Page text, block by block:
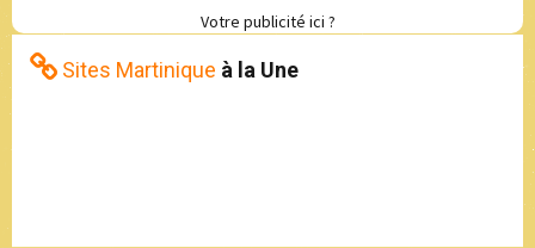
Votre publicité ici ?
Sites Martinique à la Une